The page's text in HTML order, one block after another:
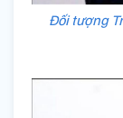
Đối tượng